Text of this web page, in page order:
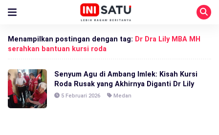
Menampilkan postingan dengan tag: Dr Dra Lily MBA MH
serahkan bantuan kursi roda
Senyum Agu di Ambang Imlek: Kisah Kursi
Roda Rusak yang Akhirnya Diganti Dr Lily
5 Februari 2026 Medan